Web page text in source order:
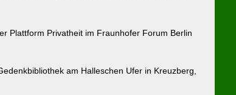
Plattform Privatheit im Fraunhofer Forum Berlin
am Halleschen Ufer in Kreuzberg,